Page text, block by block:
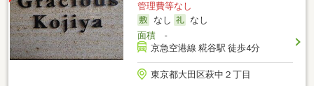
管理費等なし
なし
なし
面積-
京急空港線 糀谷駅 徒歩4分
東京都大田区萩中２丁目